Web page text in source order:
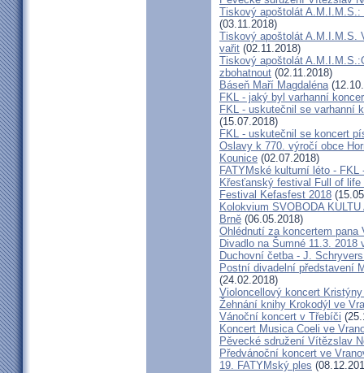
Tiskový apoštolát
(03.11.2018)
Tiskový apoštolát A.M.I.M.S.
vařit (02.11.2018)
Tiskový apoštolát
zbohatnout (02.11.2018)
Báseň Maří Magdaléna
FKL - jaký byl varhanní
FKL - uskutečnil se varhanní
(15.07.2018)
FKL - uskutečnil se koncert
Oslavy k 770. výročí obce
Kounice (02.07.2018)
FATYMské kulturní léto - FKL
Křesťanský festival Full of life
Festival Kefasfest 2018
Kolokvium SVOBODA
Brně (06.05.2018)
Ohlédnutí za koncertem pana
Divadlo na Šumné 11.3. 2018
Duchovní četba - J.
Postní divadelní představení
(24.02.2018)
Violoncellový koncert
Žehnání knihy Krokodýl ve
Vánoční koncert v Třebíči
Koncert Musica Coeli ve
Pěvecké sdružení Vítězslav
Předvánoční koncert ve
19. FATYMský ples